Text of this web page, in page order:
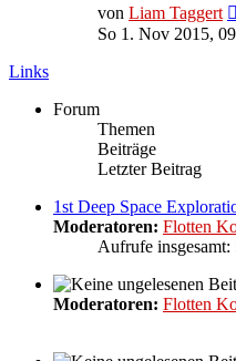
von Liam Taggert
So 1. Nov 2015,
Links
Forum
Themen
Beiträge
Letzter Beitrag
1st Deep Space
Moderatoren: Flotten
Aufrufe insgesamt:
Moderatoren: Flotten